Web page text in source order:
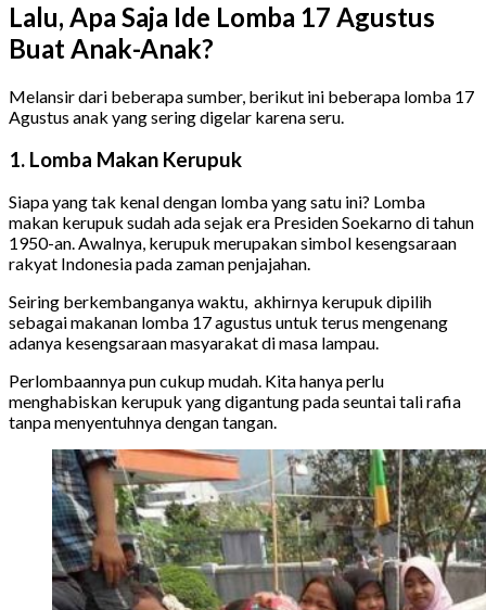
Lalu, Apa Saja Ide Lomba 17 Agustus
Buat Anak-Anak?
Melansir dari beberapa sumber, berikut ini beberapa lomba 17
Agustus anak yang sering digelar karena seru.
1. Lomba Makan Kerupuk
Siapa yang tak kenal dengan lomba yang satu ini? Lomba
makan kerupuk sudah ada sejak era Presiden Soekarno di tahun
1950-an. Awalnya, kerupuk merupakan simbol kesengsaraan
rakyat Indonesia pada zaman penjajahan.
Seiring berkembanganya waktu, akhirnya kerupuk dipilih
sebagai makanan lomba 17 agustus untuk terus mengenang
adanya kesengsaraan masyarakat di masa lampau.
Perlombaannya pun cukup mudah. Kita hanya perlu
menghabiskan kerupuk yang digantung pada seuntai tali rafia
tanpa menyentuhnya dengan tangan.